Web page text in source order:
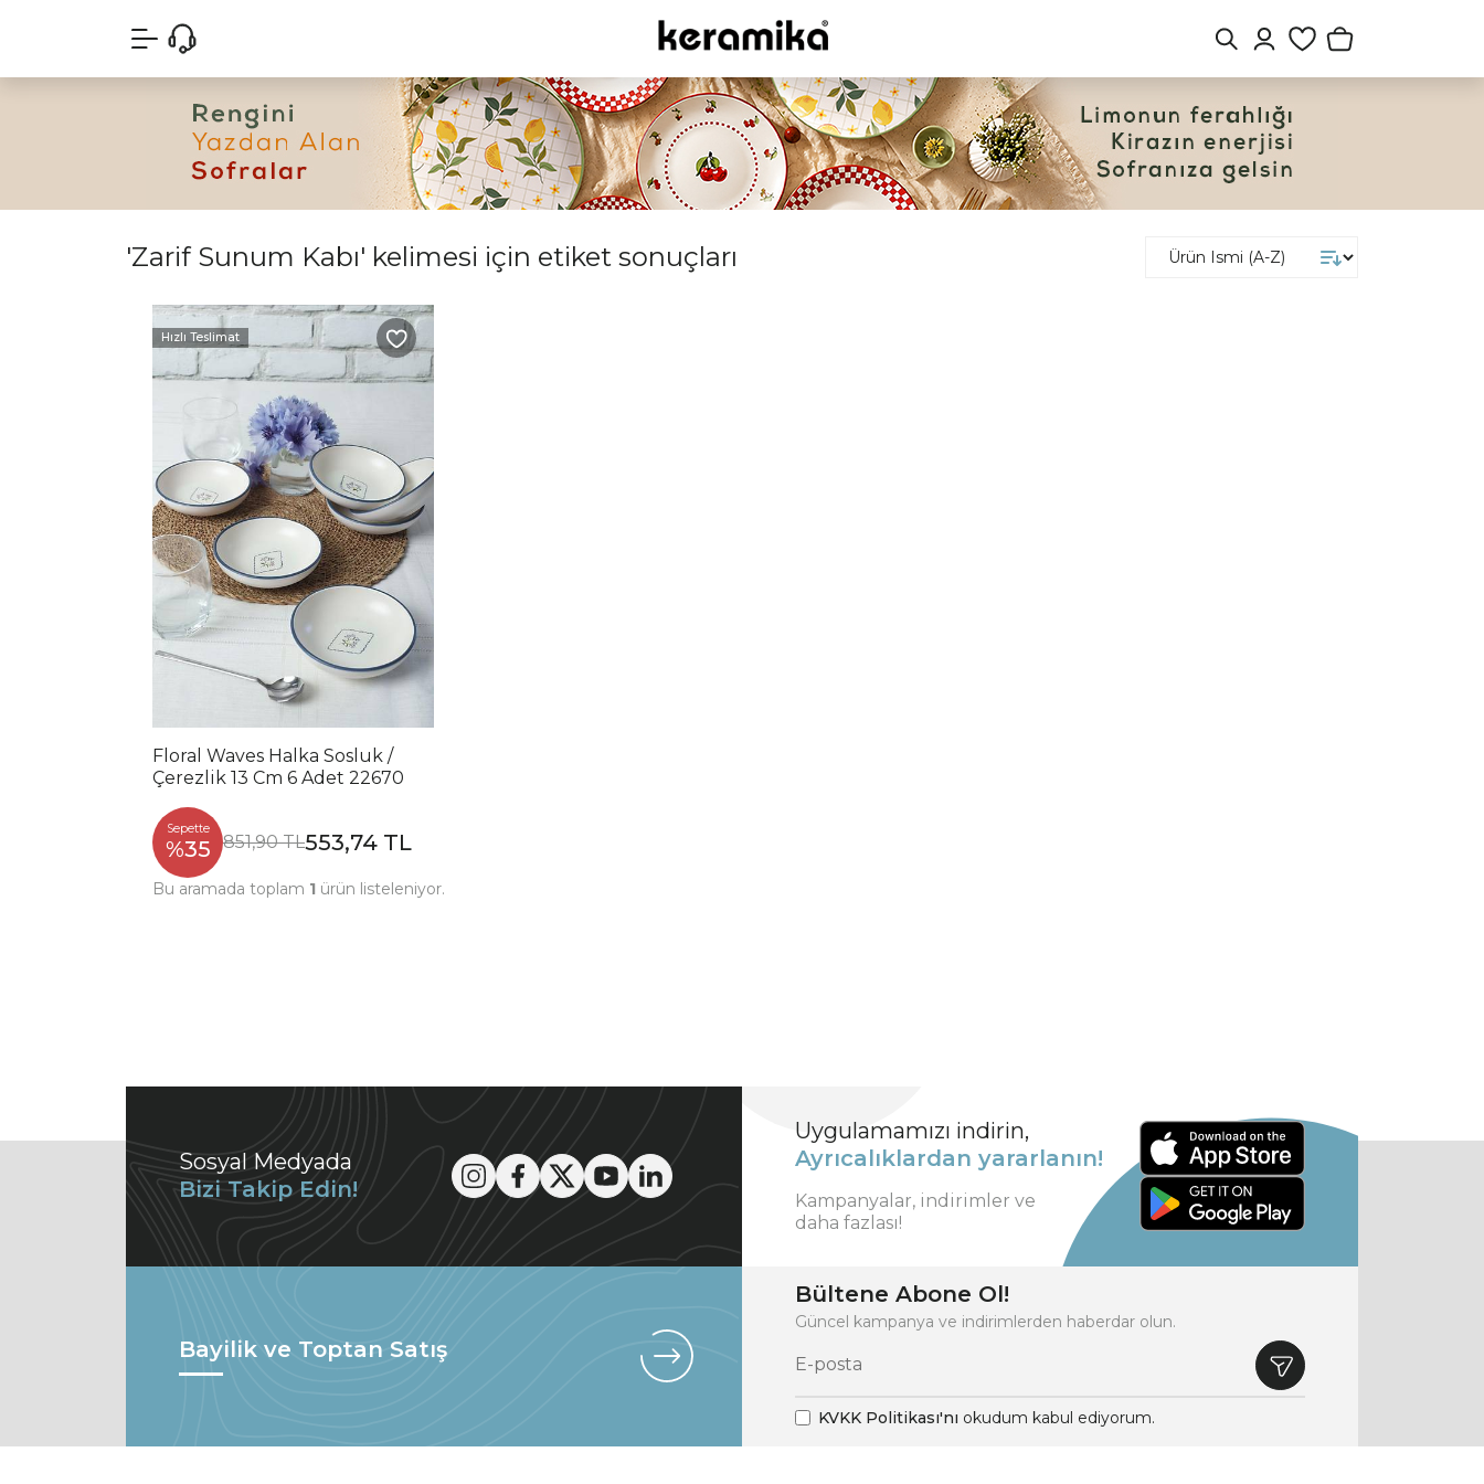
'Zarif Sunum Kabı' kelimesi için etiket sonuçları
Hızlı Teslimat
Floral Waves Halka Sosluk /
Çerezlik 13 Cm 6 Adet 22670
Sepette
%35 851,90 TL553,74 TL
Bu aramada toplam 1 ürün listeleniyor.
Sosyal Medyada
Bizi Takip Edin!
Uygulamamızı indirin,
Ayrıcalıklardan yararlanın!
Kampanyalar, indirimler ve
daha fazlası!
Bayilik ve Toptan Satış
Bültene Abone Ol!
Güncel kampanya ve indirimlerden haberdar olun.
KVKK Politikası'nı okudum kabul ediyorum.